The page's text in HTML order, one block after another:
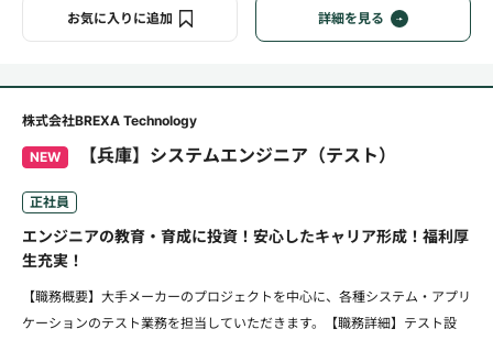
お気に入りに追加 詳細を見る
株式会社BREXA Technology
NEW 【兵庫】システムエンジニア（テスト）
正社員
エンジニアの教育・育成に投資！安心したキャリア形成！福利厚
生充実！
【職務概要】大手メーカーのプロジェクトを中心に、各種システム・アプリ
ケーションのテスト業務を担当していただきます。【職務詳細】テスト設